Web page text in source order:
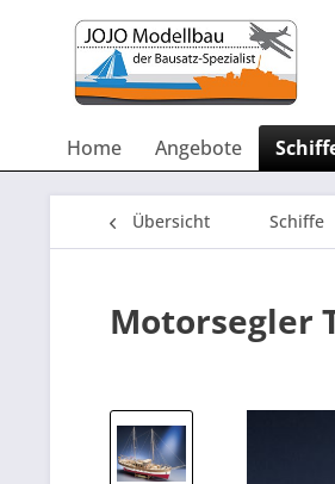
Home Angebote
Übersicht Schiffe
Motorsegler